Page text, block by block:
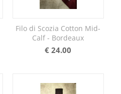
Filo di Scozia Cotton Mid-
Calf - Bordeaux
€ 24.00